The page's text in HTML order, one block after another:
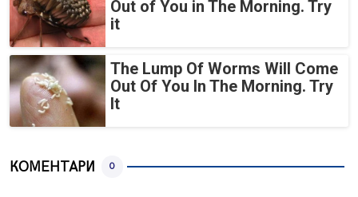
Out of You in The Morning. Try
it
The Lump Of Worms Will Come
Out Of You In The Morning. Try
It
КОМЕНТАРИ 0